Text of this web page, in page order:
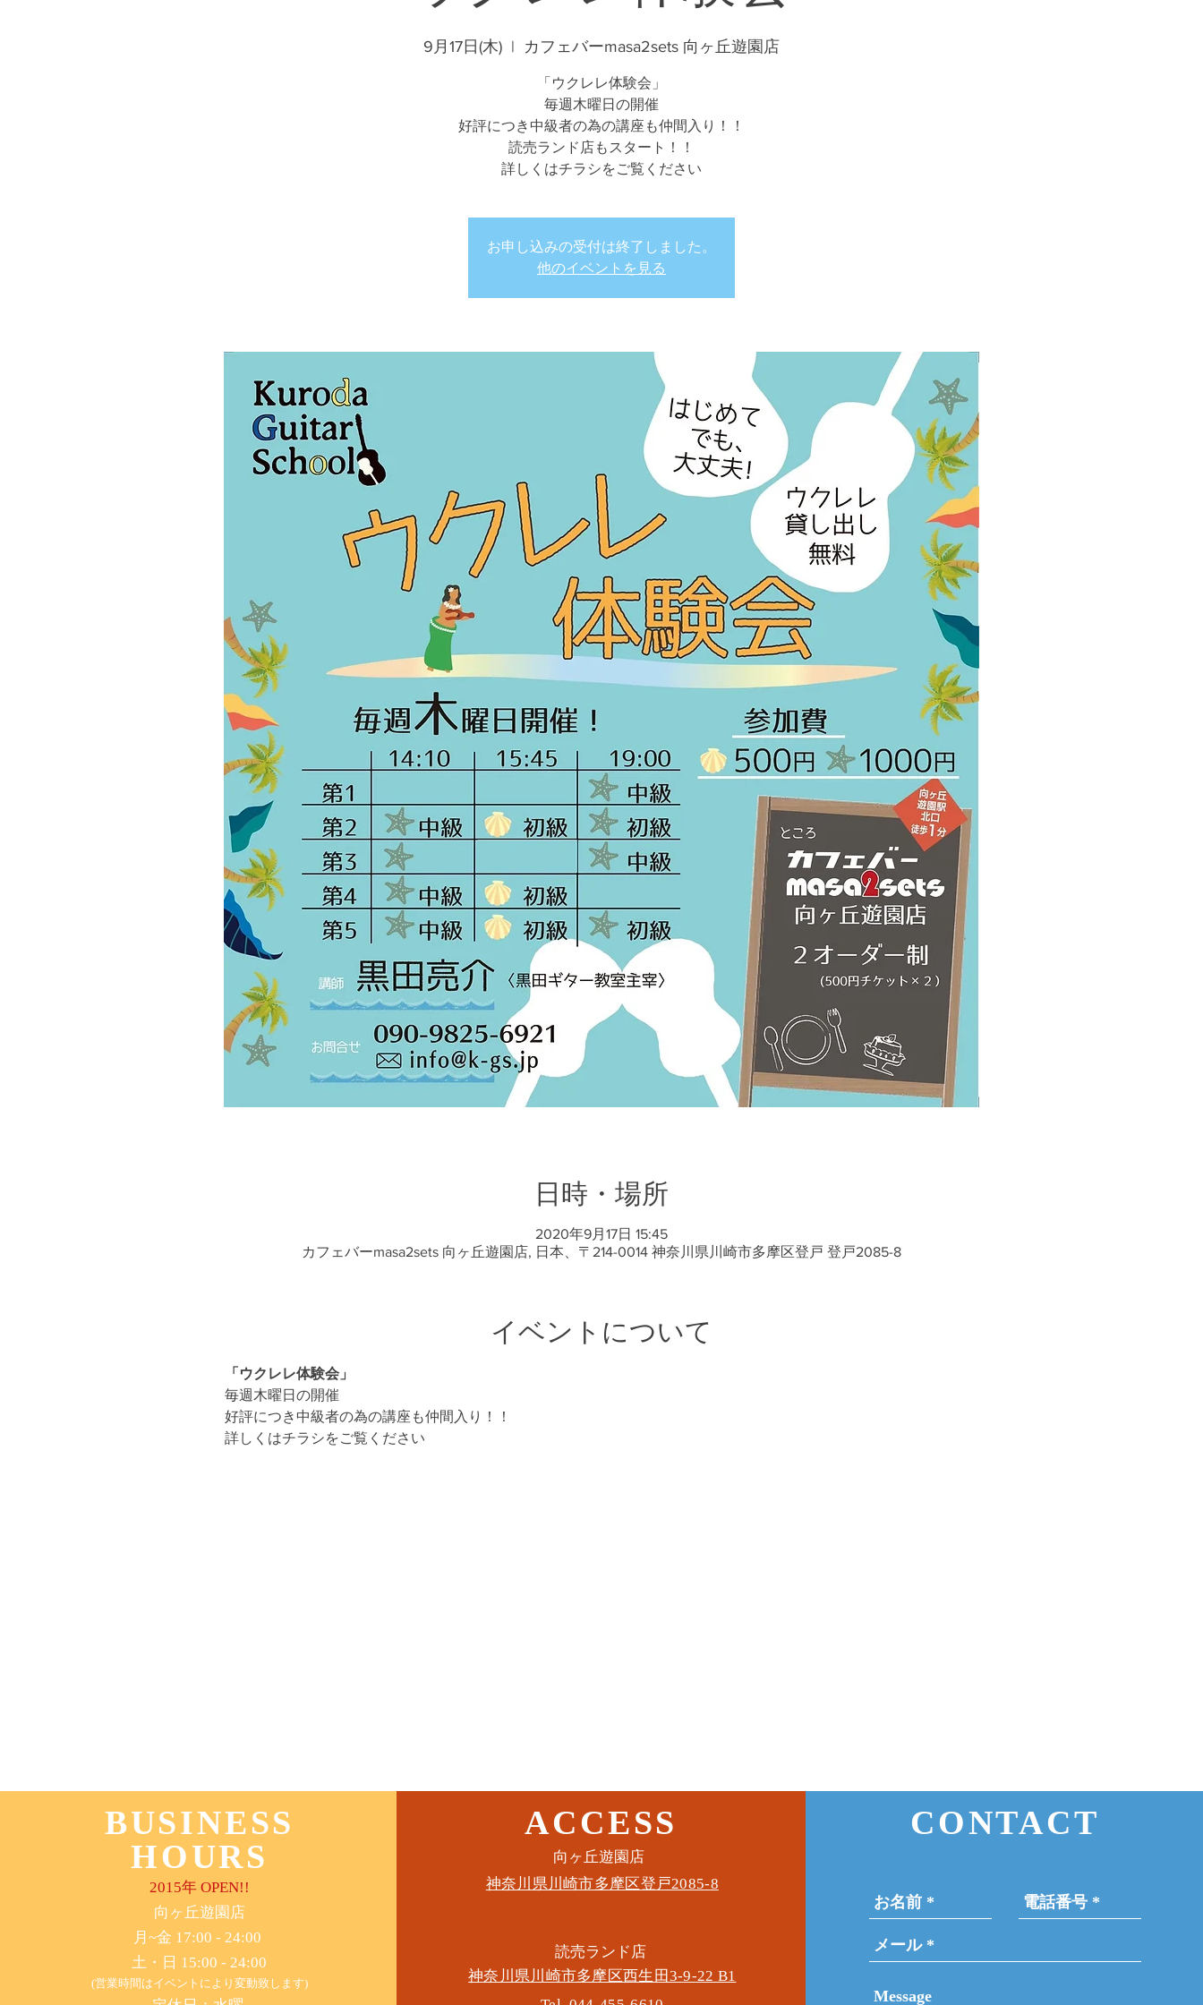
9月17日(木)
  |
カフェバーmasa2sets 向ヶ丘遊園店
「ウクレレ体験会」
毎週木曜日の開催
好評につき中級者の為の講座も仲間入り！！
読売ランド店もスタート！！
詳しくはチラシをご覧ください
お申し込みの受付は終了しました。
他のイベントを見る
日時・場所
2020年9月17日 15:45
カフェバーmasa2sets 向ヶ丘遊園店, 日本、〒214-0014 神奈川県川崎市多摩区登戸 登戸2085-8
イベントについて
「ウクレレ体験会」
毎週木曜日の開催
好評につき中級者の為の講座も仲間入り！！
詳しくはチラシをご覧ください
このイベントをシェア
BUSINESS
HOURS
2015年 OPEN!!
​向ヶ丘遊園店
月~金 17:00 - 24:00
土・日 15:00 - 24:00
(営業時間はイベントにより変動致します)
ACCESS
​向ヶ丘遊園店
神奈川県川崎市多摩区​登戸2085-8
​読売ランド店
神奈川県川崎市多摩区​西生田3-9-22 B1
CONTACT